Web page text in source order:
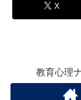
X
教育心理